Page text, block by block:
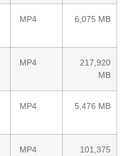
MP4 6,075 MB
MP4
217,920
MB
MP4 5,476 MB
MP4
101,375